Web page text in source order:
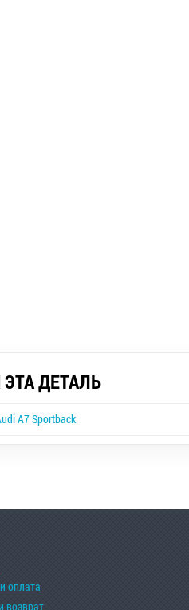
ДЕТАЛЬ
A7 Sportback
оплата
возврат